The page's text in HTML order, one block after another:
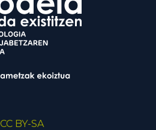
CC BY-SA